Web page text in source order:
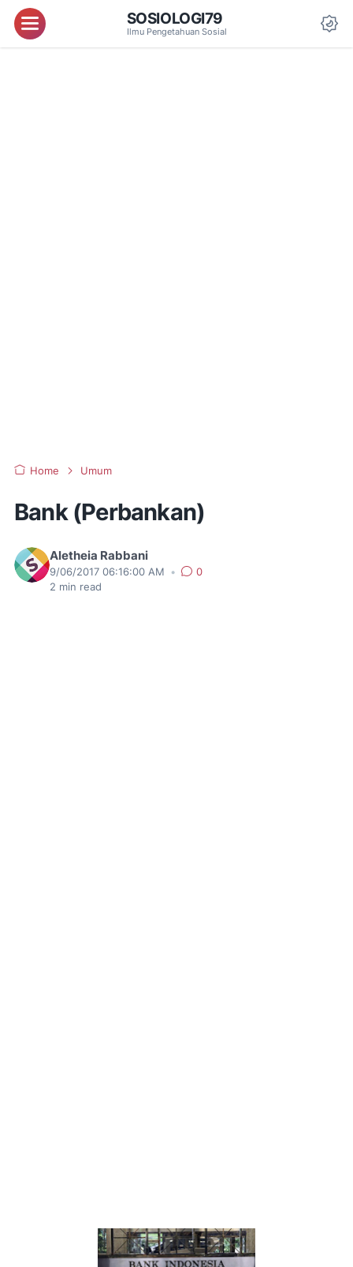
Menu SOSIOLOGI79
Ilmu Pengetahuan Sosial
Home Umum
Bank (Perbankan)
Aletheia Rabbani
9/06/2017 06:16:00 AM •
0
2 min read